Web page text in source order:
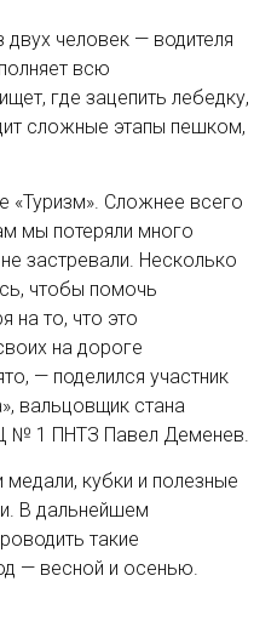
человек — водителя
всю
где зацепить лебедку,
сложные этапы пешком,
«Туризм». Сложнее всего
мы потеряли много
застревали. Несколько
чтобы помочь
на то, что это
на дороге
— поделился участник
вальцовщик стана
№ 1 ПНТЗ Павел Деменев.
медали, кубки и полезные
В дальнейшем
такие
— весной и осенью.